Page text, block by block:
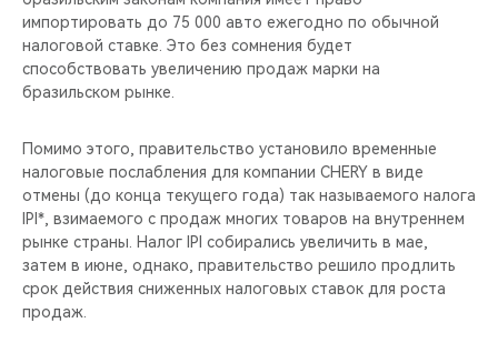
импортировать до 75 000 авто ежегодно по обычной
налоговой ставке. Это без сомнения будет
способствовать увеличению продаж марки на
бразильском рынке.
Помимо этого, правительство установило временные
налоговые послабления для компании CHERY в виде
отмены (до конца текущего года) так называемого налога
IPI*, взимаемого с продаж многих товаров на внутреннем
рынке страны. Налог IPI собирались увеличить в мае,
затем в июне, однако, правительство решило продлить
срок действия сниженных налоговых ставок для роста
продаж.